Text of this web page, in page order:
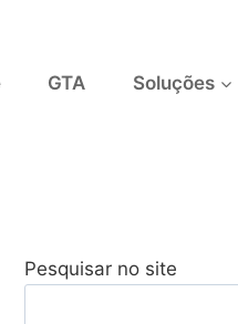
GTA Soluções
Pesquisar no site